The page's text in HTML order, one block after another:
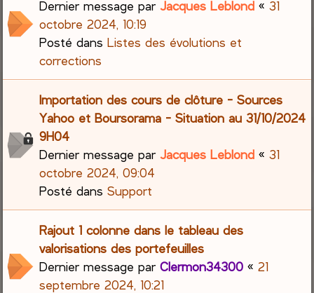
Dernier message parJacques Leblond «31
octobre 2024, 10:19
Posté dansListes des évolutions et
corrections
Importation des cours de clôture - Sources
Yahoo et Boursorama - Situation au 31/10/2024
9H04
Dernier message parJacques Leblond «31
octobre 2024, 09:04
Posté dansSupport
Rajout 1 colonne dans le tableau des
valorisations des portefeuilles
Dernier message parClermon34300 «21
septembre 2024, 10:21